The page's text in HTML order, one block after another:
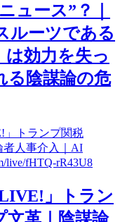
ュース”？｜
ルーツである
は効力を失っ
る陰謀論の危
」トラン
文革｜陰謀論